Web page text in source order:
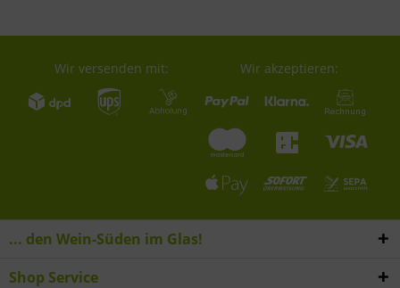
Wir versenden mit: Wir akzeptieren:
... den Wein-Süden im Glas!
Shop Service